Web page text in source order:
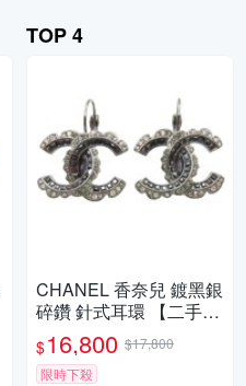
TOP 4
CHANEL 香奈兒 鍍黑銀
碎鑽 針式耳環 【二手名
牌BRAND OFF】
$16,800 $17,800
限時下殺